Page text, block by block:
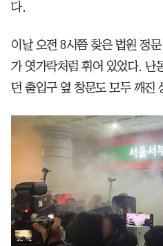
다.
이날 오전 8시쯤 찾은 법원 정
가 엿가락처럼 휘어 있었다. 난
던 출입구 옆 창문도 모두 깨진